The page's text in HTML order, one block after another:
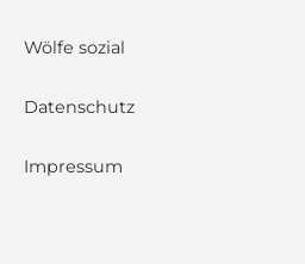
Wölfe sozial
Datenschutz
Impressum